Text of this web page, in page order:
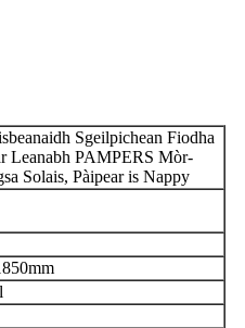
Sgeilpichean Fiodha
Leanabh PAMPERS Mòr-
Solais, Pàipear is Nappy